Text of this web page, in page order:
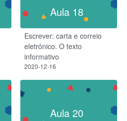
Aula 18
Escrever: carta e correio
eletrónico. O texto
informativo
2020-12-16
Aula 20